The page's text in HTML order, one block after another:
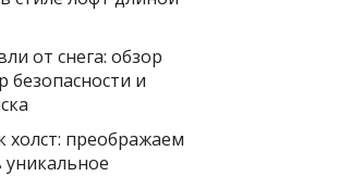
от снега: обзор
безопасности и
холст: преображаем